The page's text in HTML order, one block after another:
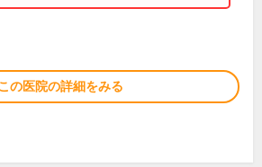
の医院の詳細をみる